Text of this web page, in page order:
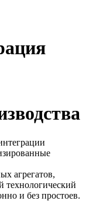
агрегатов,
технологический
и без простоев.